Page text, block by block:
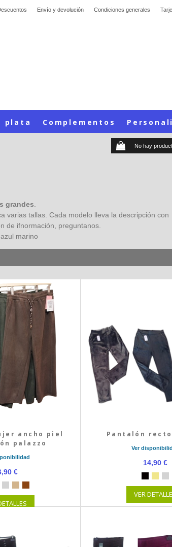
Envío y devolución Condiciones generales
plata Complementos
No hay
grandes.
varias tallas. Cada modelo lleva la descripción con
de ifnormación, preguntanos.
marino
ancho piel
palazzo
€
Pantalón
Ver
14,90 €
VER